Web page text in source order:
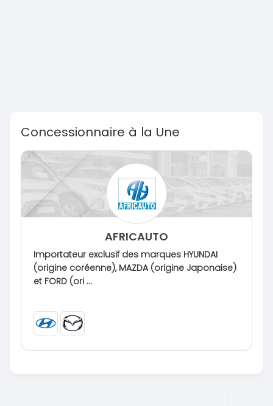
Concessionnaire à la Une
AFRICAUTO
Importateur exclusif des marques HYUNDAI
(origine coréenne), MAZDA (origine Japonaise)
et FORD (ori ...